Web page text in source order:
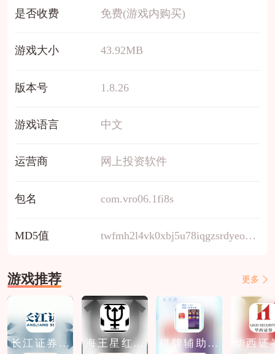
是否收费 免费(游戏内购买)
游戏大小 43.92MB
版本号 1.8.26
游戏语言 中文
运营商 网上投资软件
包名 com.vro06.1fi8s
MD5值 twfmh2l4vk0xbj5u78iqgzsrdyeoc9a3
游戏推荐 更多
长江证券免
海王星红包
棋牌辅助软
华西证